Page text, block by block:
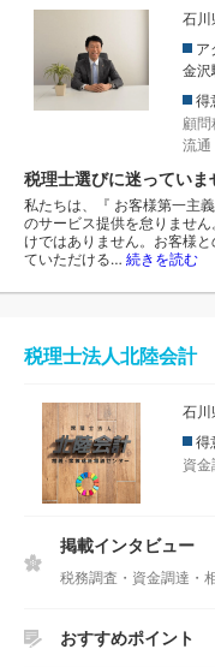
石川
ア
金沢
得
顧問
流通
税理士選びに迷っていま
私たちは、『 お客様第一主
のサービス提供を怠りませ
けではありません。お客様
ていただける… 続きを読む
税理士法人北陸会計
石川
得
資金
掲載インタビュー
おすすめポイント